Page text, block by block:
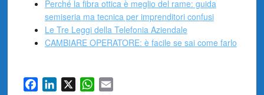
Perché la fibra ottica è meglio del rame: guida
semiseria ma tecnica per imprenditori confusi
Le Tre Leggi della Telefonia Aziendale
CAMBIARE OPERATORE: è facile se sai come farlo
FacebookLinkedIn WhatsApp